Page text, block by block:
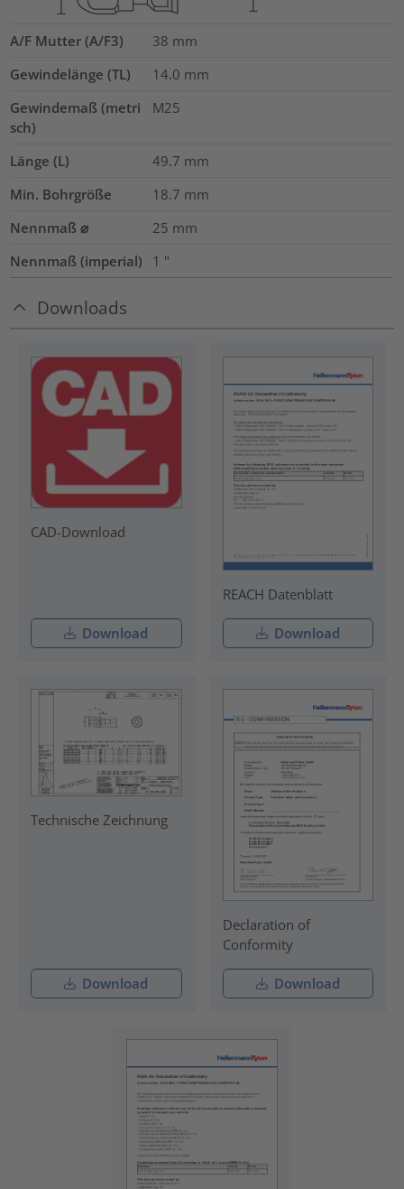
A/F Mutter (A/F3) 38 mm
Gewindelänge (TL)
14.0 mm
Gewindemaß (metri
sch)
M25
Länge (L) 49.7 mm
Min. Bohrgröße
18.7 mm
Nennmaß ⌀
25 mm
Nennmaß (imperial)
1 "
Downloads
CAD-Download
Download
REACH Datenblatt
Download
Technische Zeichnung
Download
Declaration of
Conformity
Download